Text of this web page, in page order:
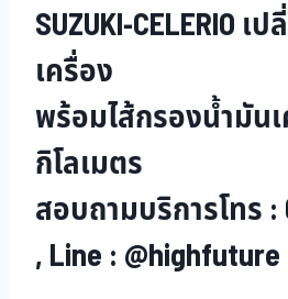
SUZUKI-CELERIO
เครื่อง
พร้อมไส้กรองน้ำมันเ
กิโลเมตร
สอบถามบริการโทร :
, Line : @highfuture